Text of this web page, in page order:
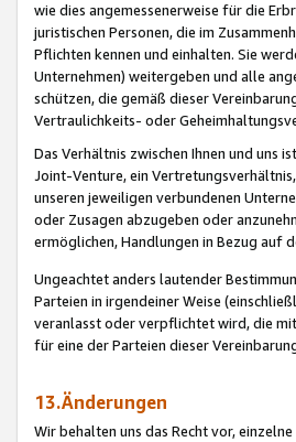
wie dies angemessenerweise für die
juristischen Personen, die im
Pflichten kennen und einhalten. Sie
Unternehmen) weitergeben und alle
schützen, die gemäß dieser
Vertraulichkeits- oder
Das Verhältnis zwischen Ihnen und uns
Joint-Venture, ein
unseren jeweiligen verbundenen
oder Zusagen abzugeben oder
ermöglichen, Handlungen in Bezug auf
Ungeachtet anders lautender
Parteien in irgendeiner Weise
veranlasst oder verpflichtet wird, die
für eine der Parteien dieser
13.Änderungen
Wir behalten uns das Recht vor,